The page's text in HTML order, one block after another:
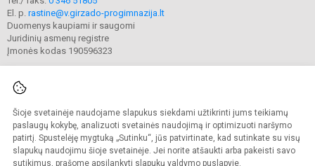
Šioje svetainėje naudojame slapukus siekdami užtikrinti jums teikiamų
paslaugų kokybę, analizuoti svetainės naudojimą ir optimizuoti naršymo
patirtį. Spustelėję mygtuką „Sutinku“, jūs patvirtinate, kad sutinkate su visų
slapukų naudojimu šioje svetainėje. Jei norite atšaukti arba pakeisti savo
sutikimus, prašome apsilankyti slapukų valdymo puslapyje.
El. p. rastine@v.girzado-progimnazija.lt
Duomenys kaupiami ir saugomi
Juridinių asmenų registre
Įmonės kodas 190596323
© 2020. Kaišiadorių Vaclovo Giržado progimnazija. Visos teisės saugomos.
Kopijuoti turinį be raštiško gimnazijos sutikimo griežtai draudžiama.
Prieinamumo paraiška Slapukų valdymas